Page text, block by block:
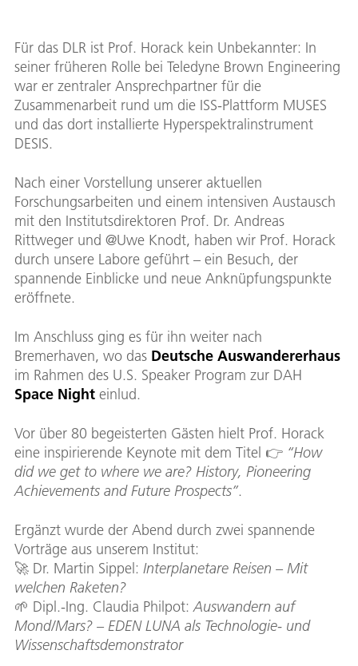
Für das DLR ist Prof. Horack kein Unbekannter: In
seiner früheren Rolle bei Teledyne Brown Engineering
war er zentraler Ansprechpartner für die
Zusammenarbeit rund um die ISS-Plattform MUSES
und das dort installierte Hyperspektralinstrument
DESIS.
Nach einer Vorstellung unserer aktuellen
Forschungsarbeiten und einem intensiven Austausch
mit den Institutsdirektoren Prof. Dr. Andreas
Rittweger und @Uwe Knodt, haben wir Prof. Horack
durch unsere Labore geführt – ein Besuch, der
spannende Einblicke und neue Anknüpfungspunkte
eröffnete.
Im Anschluss ging es für ihn weiter nach
Bremerhaven, wo das Deutsche Auswandererhaus
im Rahmen des U.S. Speaker Program zur DAH
Space Night einlud.
Vor über 80 begeisterten Gästen hielt Prof. Horack
eine inspirierende Keynote mit dem Titel 👉 “How
did we get to where we are? History, Pioneering
Achievements and Future Prospects”.
Ergänzt wurde der Abend durch zwei spannende
Vorträge aus unserem Institut:
🚀 Dr. Martin Sippel: Interplanetare Reisen – Mit
welchen Raketen?
🌱 Dipl.-Ing. Claudia Philpot: Auswandern auf
Mond/Mars? – EDEN LUNA als Technologie- und
Wissenschaftsdemonstrator